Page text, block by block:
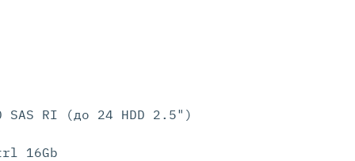
SAS RI (до 24 HDD 2.5")
16Gb